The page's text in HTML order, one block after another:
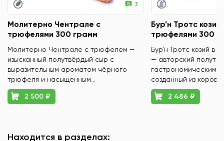
3
Молитерно Чентрале с
трюфелями 300 грамм
Молитерно Чентрале с трюфелем —
изысканный полутвёрдый сыр с
выразительным ароматом чёрного
трюфеля и насыщенным...
2 500 ₽
Бур’н Тротс
трюфелями 300
Бур’н Тротс козий в
— авторский
гастрономическим
созданный из
2 486 ₽
Находится в разделах: